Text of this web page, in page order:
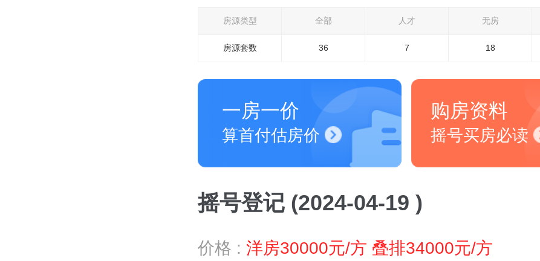
房源类型 全部 人才 无房
房源套数 36 7 18
一房一价
算首付估房价
购房资料
摇号买房必读
摇号登记 (2024-04-19 )
价格 : 洋房30000元/方 叠排34000元/方